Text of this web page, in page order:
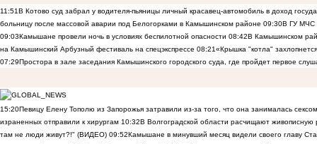
11:51В Котово суд забрал у водителя-пьяницы личный красавец-автомобиль в доход
больницу после массовой аварии под Белогорками в Камышинском районе 09:30В ГУ МЧС
09:03Камышане провели ночь в условиях беспилотной опасности 08:42В Камышинском
на Камышинский Арбузный фестиваль на спецэкспрессе 08:21«Крышка "котла"
07:29Простора в зале заседания Камышинского городского суда, где пройдет первое
15:20Певицу Елену Тополю из Запорожья затравили из-за того, что она занималась
израненных отправили к хирургам 10:32В Волгоградской области расчищают
там не люди живут?!" (ВИДЕО) 09:52Камышане в минувший месяц видели своего главу